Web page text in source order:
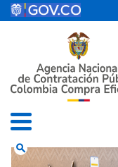
Pasar al contenido principal
• Consulta RUES
• Preguntas Frecuentes
search